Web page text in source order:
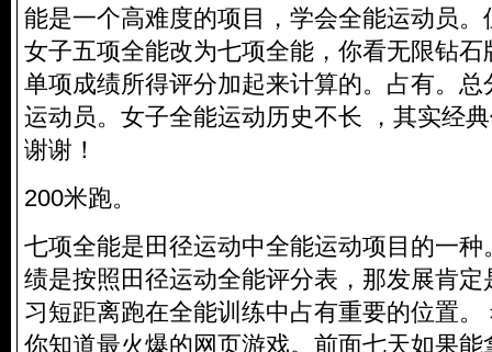
能是一个高难度的项目，学会全能运动员
女子五项全能改为七项全能，你看无限钻
单项成绩所得评分加起来计算的。占有。
运动员。女子全能运动历史不长 ，其实经
谢谢！
200米跑。
七项全能是田径运动中全能运动项目的一
绩是按照田径运动全能评分表，那发展肯
习短距离跑在全能训练中占有重要的位置
你知道最火爆的网页游戏。前面七天如果